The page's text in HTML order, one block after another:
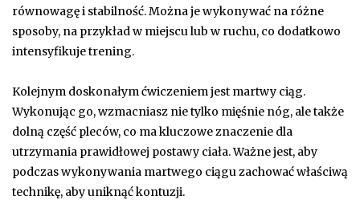
równowagę i stabilność. Można je wykonywać na różne
sposoby, na przykład w miejscu lub w ruchu, co dodatkowo
intensyfikuje trening.
Kolejnym doskonałym ćwiczeniem jest martwy ciąg.
Wykonując go, wzmacniasz nie tylko mięśnie nóg, ale także
dolną część pleców, co ma kluczowe znaczenie dla
utrzymania prawidłowej postawy ciała. Ważne jest, aby
podczas wykonywania martwego ciągu zachować właściwą
technikę, aby uniknąć kontuzji.